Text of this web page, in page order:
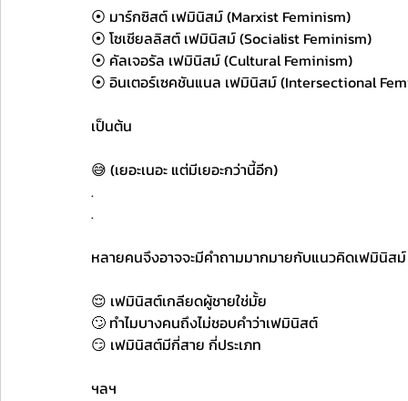
⦿ มาร์กซิสต์ เฟมินิสม์ (Marxist Feminism)
⦿ โซเชียลลิสต์ เฟมินิสม์ (Socialist Feminism)
⦿ คัลเจอรัล เฟมินิสม์ (Cultural Feminism)
⦿ อินเตอร์เซคชันแนล เฟมินิสม์ (Intersectional
เป็นต้น
😅 (เยอะเนอะ แต่มีเยอะกว่านี้อีก)
.
.
หลายคนจึงอาจจะมีคำถามมากมายกับแนวคิดเฟมินิส
😌 เฟมินิสต์เกลียดผู้ชายใช่มั้ย
🙄 ทำไมบางคนถึงไม่ชอบคำว่าเฟมินิสต์
😏 เฟมินิสต์มีกี่สาย กี่ประเภท
ฯลฯ